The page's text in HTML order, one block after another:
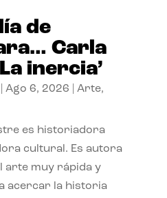
de
Carla
inercia’
Ago 6, 2026 Arte,
es historiadora
cultural. Es autora
arte muy rápida y
acercar la historia